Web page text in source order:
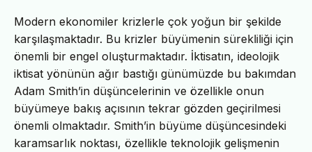
Modern ekonomiler krizlerle çok yoğun bir şekilde
karşılaşmaktadır. Bu krizler büyümenin sürekliliği için
önemli bir engel oluşturmaktadır. İktisatın, ideolojik
iktisat yönünün ağır bastığı günümüzde bu bakımdan
Adam Smith’in düşüncelerinin ve özellikle onun
büyümeye bakış açısının tekrar gözden geçirilmesi
önemli olmaktadır. Smith’in büyüme düşüncesindeki
karamsarlık noktası, özellikle teknolojik gelişmenin